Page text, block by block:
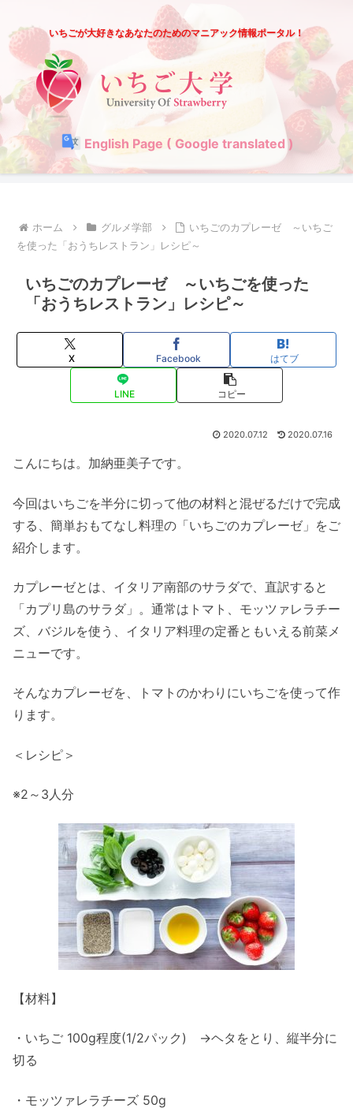
いちごが大好きなあなたのためのマニアック情報ポータル！
English Page ( Google translated )
ホーム グルメ学部
いちごのカプレーゼ ～いちご
を使った「おうちレストラン」レシピ～
いちごのカプレーゼ ～いちごを使った
「おうちレストラン」レシピ～
X Facebook はてブ
LINE コピー
2020.07.12 2020.07.16
こんにちは。加納亜美子です。
今回はいちごを半分に切って他の材料と混ぜるだけで完成
する、簡単おもてなし料理の「いちごのカプレーゼ」をご
紹介します。
カプレーゼとは、イタリア南部のサラダで、直訳すると
「カプリ島のサラダ」。通常はトマト、モッツァレラチー
ズ、バジルを使う、イタリア料理の定番ともいえる前菜メ
ニューです。
そんなカプレーゼを、トマトのかわりにいちごを使って作
ります。
＜レシピ＞
※2～3人分
【材料】
・いちご 100g程度(1/2パック) →ヘタをとり、縦半分に
切る
・モッツァレラチーズ 50g